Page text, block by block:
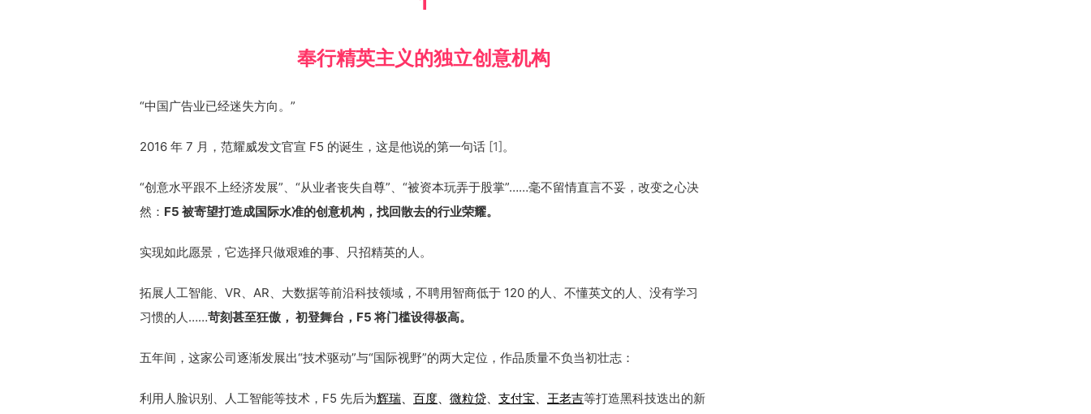
奉行精英主义的独立创意机构
“中国广告业已经迷失方向。”
2016 年 7 月，范耀威发文官宣 F5 的诞生，这是他说的第一句话 [1]。
“创意水平跟不上经济发展”、“从业者丧失自尊”、“被资本玩弄于股掌”……毫不留情直言不妥，改变之心决
然： F5 被寄望打造成国际水准的创意机构，找回散去的行业荣耀。
实现如此愿景，它选择只做艰难的事、只招精英的人。
拓展人工智能、VR、AR、大数据等前沿科技领域，不聘用智商低于 120 的人、不懂英文的人、没有学习
习惯的人……苛刻甚至狂傲， 初登舞台，F5 将门槛设得极高。
五年间，这家公司逐渐发展出“技术驱动”与“国际视野”的两大定位，作品质量不负当初壮志：
利用人脸识别、人工智能等技术，F5 先后为辉瑞、 百度、 微粒贷、 支付宝、 王老吉等打造黑科技迭出的新